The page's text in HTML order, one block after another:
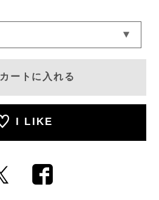
カートに入れる
I LIKE